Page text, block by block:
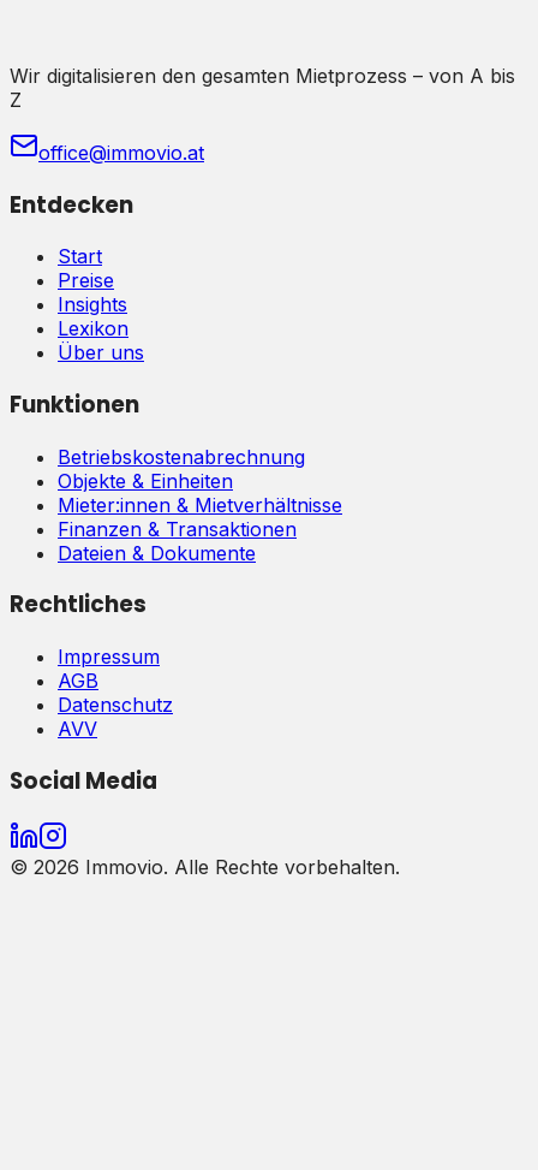
Wir digitalisieren den gesamten Mietprozess – von A bis
Z
office@immovio.at
Entdecken
Start
Preise
Insights
Lexikon
Über uns
Funktionen
Betriebskostenabrechnung
Objekte & Einheiten
Mieter:innen & Mietverhältnisse
Finanzen & Transaktionen
Dateien & Dokumente
Rechtliches
Impressum
AGB
Datenschutz
AVV
Social Media
© 2026 Immovio. Alle Rechte vorbehalten.